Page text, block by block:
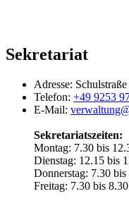
Sekretariat
Adresse:
Telefon: +49 9253
E-Mail:
Sekretariatszeiten:
Montag: 7.30 bis
Dienstag: 12.15 bis
Donnerstag: 7.30
Freitag: 7.30 bis